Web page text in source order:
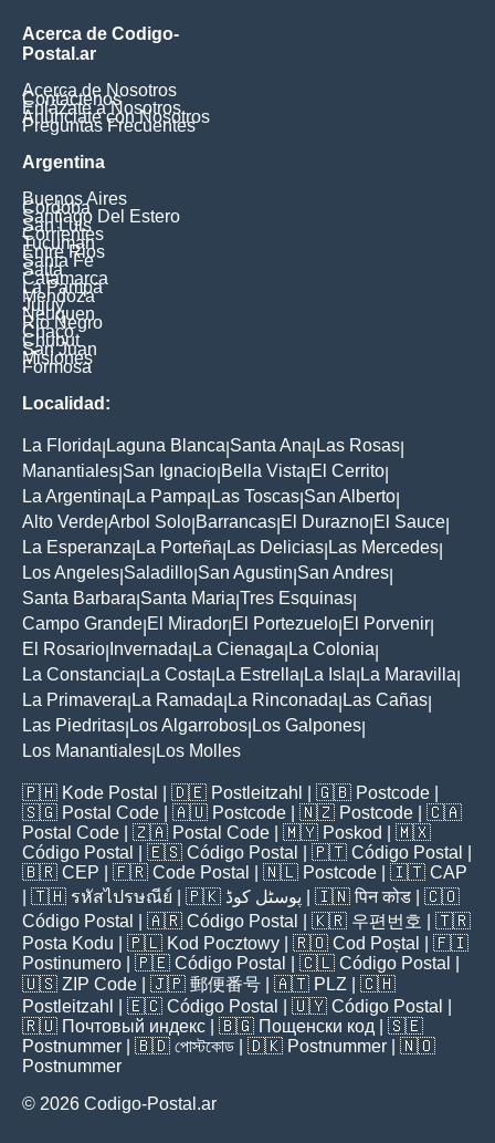
Acerca de Codigo-
Postal.ar
Acerca de Nosotros
Contáctenos
Enlázate a Nosotros
Anúnciate con Nosotros
Preguntas Frecuentes
Argentina
Buenos Aires
Cordoba
Santiago Del Estero
San Luis
Corrientes
Tucuman
Entre Rios
Santa Fe
Salta
Catamarca
La Pampa
Mendoza
Jujuy
Neuquen
Rio Negro
Chaco
Chubut
San Juan
Misiones
Formosa
Localidad:
La Florida Laguna Blanca Santa Ana Las Rosas
Manantiales San Ignacio Bella Vista El Cerrito
La Argentina La Pampa Las Toscas San Alberto
Alto Verde Arbol Solo Barrancas El Durazno El Sauce
La Esperanza La Porteña Las Delicias Las Mercedes
Los Angeles Saladillo San Agustin San Andres
Santa Barbara Santa Maria Tres Esquinas
Campo Grande El Mirador El Portezuelo El Porvenir
El Rosario Invernada La Cienaga La Colonia
La Constancia La Costa La Estrella La Isla La Maravilla
La Primavera La Ramada La Rinconada Las Cañas
Las Piedritas Los Algarrobos Los Galpones
Los Manantiales Los Molles
🇵🇭 Kode Postal | 🇩🇪 Postleitzahl | 🇬🇧 Postcode
🇸🇬 Postal Code | 🇦🇺 Postcode | 🇳🇿 Postcode | 🇨🇦
Postal Code | 🇿🇦 Postal Code | 🇲🇾 Poskod
| 🇲🇽
Código Postal
| 🇪🇸 Código Postal | 🇵🇹 Código Postal
🇧🇷 CEP | 🇫🇷 Code Postal | 🇳🇱 Postcode | 🇮🇹 CAP
| 🇹🇭 รหัสไปรษณีย์ | 🇵🇰 پوسٹل کوڈ | 🇮🇳पिन कोड | 🇨🇴
Código Postal
| 🇦🇷 Código Postal | 🇰🇷 우편번호
| 🇹🇷
Posta Kodu | 🇵🇱 Kod Pocztowy | 🇷🇴 Cod Poștal
| 🇫🇮
Postinumero | 🇵🇪 Código Postal | 🇨🇱 Código Postal
🇺🇸 ZIP Code | 🇯🇵 郵便番号 | 🇦🇹 PLZ | 🇨🇭
Postleitzahl
| 🇪🇨 Código Postal | 🇺🇾 Código Postal
🇷🇺 Почтовый индекс | 🇧🇬 Пощенски код | 🇸🇪
Postnummer | 🇧🇩 পোস্টকোড | 🇩🇰 Postnummer | 🇳🇴
Postnummer
© 2026 Codigo-Postal.ar